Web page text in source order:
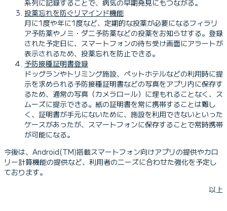
系列に記録することで、病気の早期発見にもつながる。
投薬忘れを防ぐリマインド機能
月に1度や年に1度など、定期的な投薬が必要になるフィラリ
ア予防薬やノミ・ダニ予防薬などの投薬をお知らせする。登録
された予定日に、スマートフォンの待ち受け画面にアラートが
表示されるため、投薬忘れを防止できる。
予防接種証明書登録
ドッグランやトリミング施設、ペットホテルなどの利用時に提
示を求められる予防接種証明書などの写真をアプリ内に保存す
るため、通常の写真（カメラロール）に埋もれることなく、ス
ムーズに提示できる。紙の証明書を常に携帯することは難し
く、証明書が手元にないために、施設を利用できないといった
ケースがあったが、スマートフォンに保存することで常時携帯
が可能になる。
今後は、Android(TM)搭載スマートフォン向けアプリの提供やカロ
リー計算機能の提供など、利用者のニーズに合わせた強化を予定し
ております。
以上